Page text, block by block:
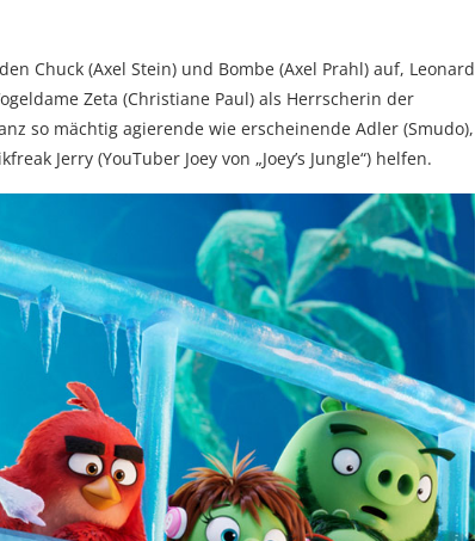
Chuck (Axel Stein) und Bombe (Axel Prahl) auf, Leonard
Zeta (Christiane Paul) als Herrscherin der
so mächtig agierende wie erscheinende Adler (Smudo),
Jerry (YouTuber Joey von „Joey’s Jungle“) helfen.